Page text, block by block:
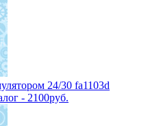
24/30 fa1103d
- 2100руб.